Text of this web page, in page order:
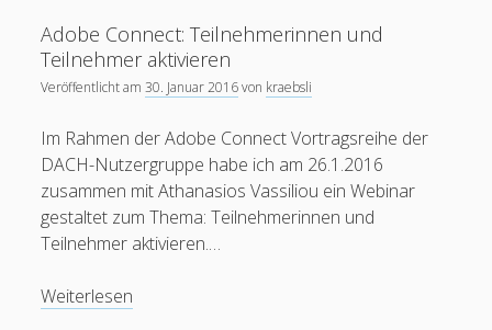
Projekte / Code
Datenschutz
52aadobe connect androidapp apple
ausstellung berlin blackboard blogBochum BoGo
chatgpt coer13 Corona datenschutz
Adobe Connect: Teilnehmerinnen und
Teilnehmer aktivieren
Veröffentlicht am30. Januar 2016von kraebsli
Im Rahmen der Adobe Connect Vortragsreihe der
DACH-Nutzergruppe habe ich am 26.1.2016
zusammen mit Athanasios Vassiliou ein Webinar
gestaltet zum Thema: Teilnehmerinnen und
Teilnehmer aktivieren.…
Weiterlesen